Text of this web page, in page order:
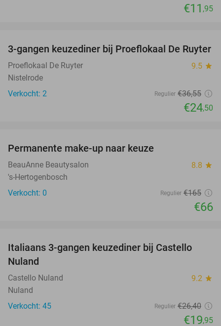
€11 ,95
33%
NEW
TODAY
3-gangen keuzediner bij Proeflokaal De Ruyter
Proeflokaal De Ruyter 9.5 star
Nistelrode
Verkocht: 2
Regulier €36,55
€24,50
TODAY
Permanente make-up naar keuze
BeauAnne Beautysalon 8.8 star
's-Hertogenbosch
Verkocht: 0
Regulier €165
€66
24%
Italiaans 3-gangen keuzediner bij Castello
Nuland
Castello Nuland 9.2 star
Nuland
Verkocht: 45
Regulier €26,40
€19,95